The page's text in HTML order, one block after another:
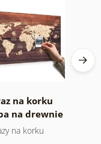
na korku
na drewnie
na korku